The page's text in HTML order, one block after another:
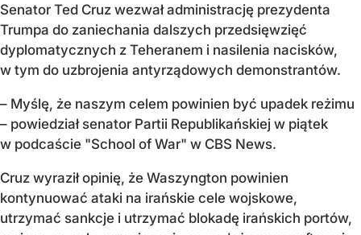
Senator Ted Cruz wezwał administrację prezydenta
Trumpa do zaniechania dalszych przedsięwzięć
dyplomatycznych z Teheranem i nasilenia nacisków,
w tym do uzbrojenia antyrządowych demonstrantów.
– Myślę, że naszym celem powinien być upadek reżimu
– powiedział senator Partii Republikańskiej w piątek
w podcaście "School of War" w CBS News.
Cruz wyraził opinię, że Waszyngton powinien
kontynuować ataki na irańskie cele wojskowe,
utrzymać sankcje i utrzymać blokadę irańskich portów,